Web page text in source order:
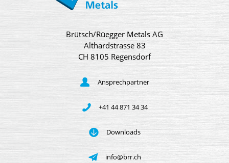
Brütsch/Rüegger Metals AG
Althardstrasse 83
CH 8105 Regensdorf
Ansprechpartner
+41 44 871 34 34
Downloads
info@brr.ch